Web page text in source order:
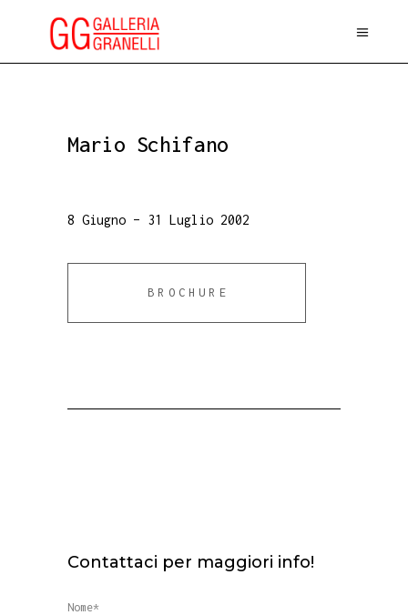
Mario Schifano
8 Giugno – 31 Luglio 2002
BROCHURE
Contattaci per maggiori info!